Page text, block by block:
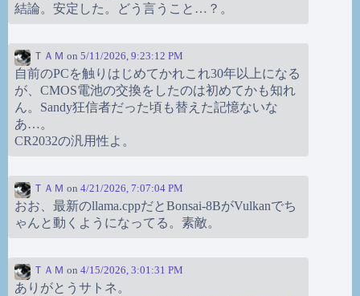
結論。安定した。どう言うこと…？。
ＴＡＭ on 5/11/2026, 9:23:12 PM
自前のPCを触りはじめてかれこれ30年以上になる
が、CMOS電池の交換をしたのは初めてかも知れ
ん。Sandy狂信者だった頃も替えた記憶ないな
あ…。
CR2032の汎用性よ。
ＴＡＭ on 4/21/2026, 7:07:04 PM
おお、最新のllama.cppだとBonsai-8BがVulkanでち
ゃんと動くようになってる。素敵。
ＴＡＭ on 4/15/2026, 3:01:31 PM
ありがとうサトネ。